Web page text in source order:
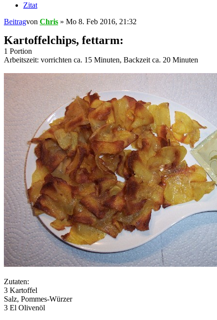
Zitat
Beitragvon Chris » Mo 8. Feb 2016, 21:32
Kartoffelchips, fettarm:
1 Portion
Arbeitszeit: vorrichten ca. 15 Minuten, Backzeit ca. 20 Minuten
Zutaten:
3 Kartoffel
Salz, Pommes-Würzer
3 El Olivenöl